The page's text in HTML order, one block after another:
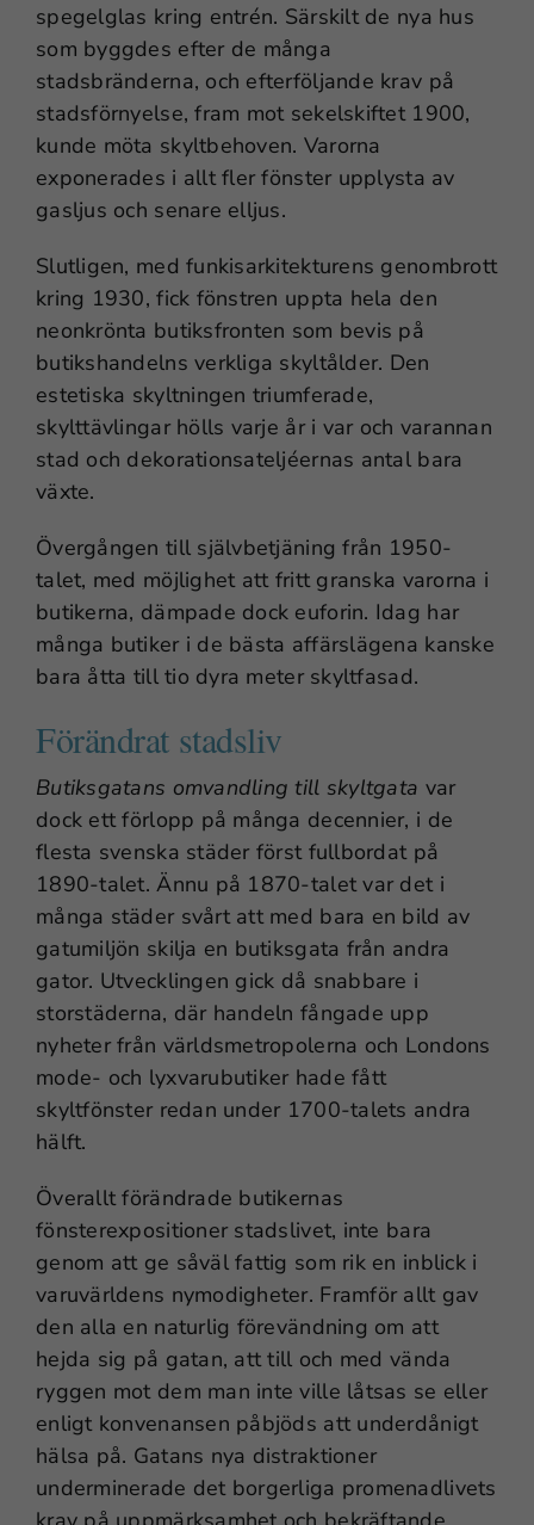
spegelglas kring entrén. Särskilt de nya hus
som byggdes efter de många
stadsbränderna, och efterföljande krav på
stadsförnyelse, fram mot sekelskiftet 1900,
kunde möta skyltbehoven. Varorna
exponerades i allt fler fönster upplysta av
gasljus och senare elljus.
Slutligen, med funkisarkitekturens genombrott
kring 1930, fick fönstren uppta hela den
neonkrönta butiksfronten som bevis på
butikshandelns verkliga skyltålder. Den
estetiska skyltningen triumferade,
skylttävlingar hölls varje år i var och varannan
stad och dekorationsateljéernas antal bara
växte.
Övergången till självbetjäning från 1950-
talet, med möjlighet att fritt granska varorna i
butikerna, dämpade dock euforin. Idag har
många butiker i de bästa affärslägena kanske
bara åtta till tio dyra meter skyltfasad.
Förändrat stadsliv
Butiksgatans omvandling till skyltgata var
dock ett förlopp på många decennier, i de
flesta svenska städer först fullbordat på
1890-talet. Ännu på 1870-talet var det i
många städer svårt att med bara en bild av
gatumiljön skilja en butiksgata från andra
gator. Utvecklingen gick då snabbare i
storstäderna, där handeln fångade upp
nyheter från världsmetropolerna och Londons
mode- och lyxvarubutiker hade fått
skyltfönster redan under 1700-talets andra
hälft.
Överallt förändrade butikernas
fönsterexpositioner stadslivet, inte bara
genom att ge såväl fattig som rik en inblick i
varuvärldens nymodigheter. Framför allt gav
den alla en naturlig förevändning om att
hejda sig på gatan, att till och med vända
ryggen mot dem man inte ville låtsas se eller
enligt konvenansen påbjöds att underdånigt
hälsa på. Gatans nya distraktioner
underminerade det borgerliga promenadlivets